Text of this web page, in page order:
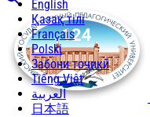
English
Қазақ тілі
Français
Polski
Забони тоҷикӣ
Tiếng Việt
العربية
日本語